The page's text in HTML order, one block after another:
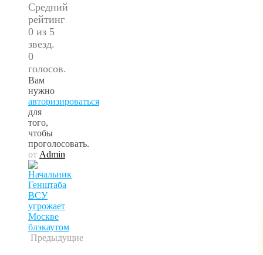
Средний
рейтинг
0 из 5
звезд.
0
голосов.
Вам
нужно
авторизироваться
для
того,
чтобы
проголосовать.
от Admin
Предыдущие